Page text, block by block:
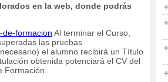
en la web, donde podrás
de-formacion Al terminar el Curso,
las pruebas
el alumno recibirá un Título
obtenida potenciará el CV del